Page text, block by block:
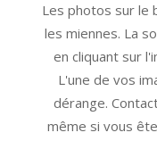
Les photos sur le
les miennes. La
en cliquant sur
L'une de vos
dérange.
même si vous